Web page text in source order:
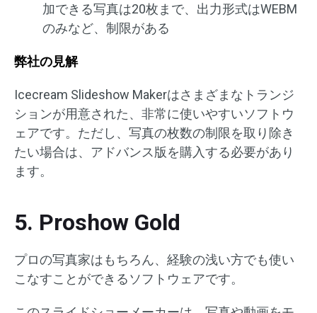
加できる写真は20枚まで、出力形式はWEBM
のみなど、制限がある
弊社の見解
Icecream Slideshow Makerはさまざまなトランジ
ションが用意された、非常に使いやすいソフトウ
ェアです。ただし、写真の枚数の制限を取り除き
たい場合は、アドバンス版を購入する必要があり
ます。
5. Proshow Gold
プロの写真家はもちろん、経験の浅い方でも使い
こなすことができるソフトウェアです。